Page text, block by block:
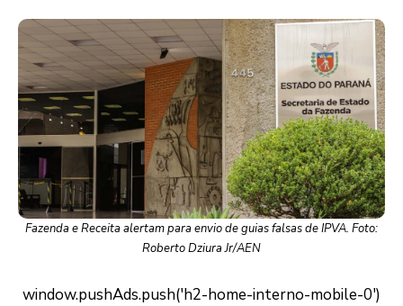
Fazenda e Receita alertam para envio de guias falsas de IPVA. Foto:
Roberto Dziura Jr/AEN